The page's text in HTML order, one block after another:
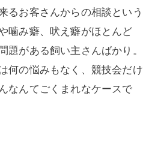
るお客さんからの相談という
噛み癖、吠え癖がほとんど
題がある飼い主さんばかり。
何の悩みもなく、競技会だけ
なんてごくまれなケースで